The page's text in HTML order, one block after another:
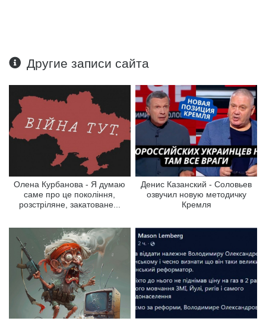
Другие записи сайта
Олена Курбанова - Я думаю
саме про це покоління,
розстріляне, закатоване...
Денис Казанский - Соловьев
озвучил новую методичку
Кремля